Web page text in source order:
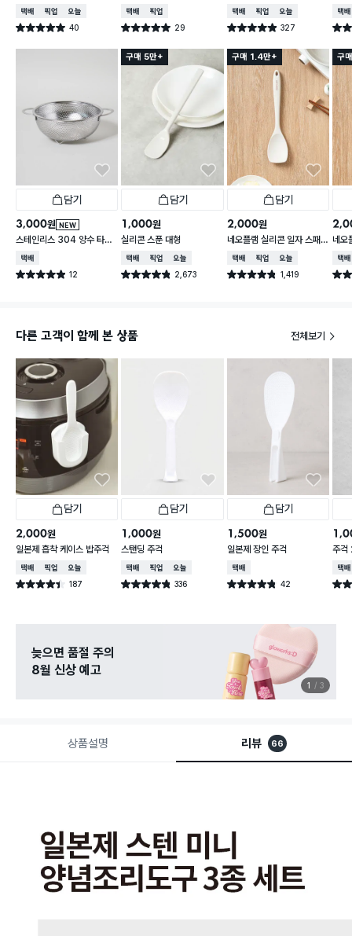
택배배송매장픽업오늘배송
별점 5.0점 40
건 작성
택배배송매장픽업
별점 5.0점 29
건 작성
택배배송매장픽업오늘배송
별점 4.9점 327
건 작성
택배
별점
담기
NEW
3,000원
스테인리스 304 양수 타공
채반 19 cm
택배배송
별점 4.9점 12
건 작성
구매 5만+
담기
1,000원
실리콘 스푼 대형
택배배송매장픽업오늘배송
별점 4.8점 2,673
건 작성
구매 1.4만+
담기
2,000원
네오플램 실리콘 일자 스패
츌러
택배배송매장픽업오늘배송
별점 4.8점 1,419
건 작성
구
네오
택배
별점
다른 고객이 함께 본 상품 전체보기
담기
2,000원
일본제 흡착 케이스 밥주걱
택배배송매장픽업오늘배송
별점 4.4점 187
건 작성
담기
1,000원
스탠딩 주걱
택배배송매장픽업오늘배송
별점 4.8점 336
건 작성
담기
1,500원
일본제 장인 주걱
택배배송
별점 4.8점 42
건 작성
주걱
택배
별점
늦으면 품절 주의
8월 신상 예고
1 3
상품설명 리뷰 66